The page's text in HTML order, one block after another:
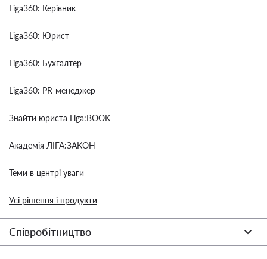
Liga360: Керівник
Liga360: Юрист
Liga360: Бухгалтер
Liga360: PR-менеджер
Знайти юриста Liga:BOOK
Академія ЛІГА:ЗАКОН
Теми в центрі уваги
Усі рішення і продукти
Співробітництво